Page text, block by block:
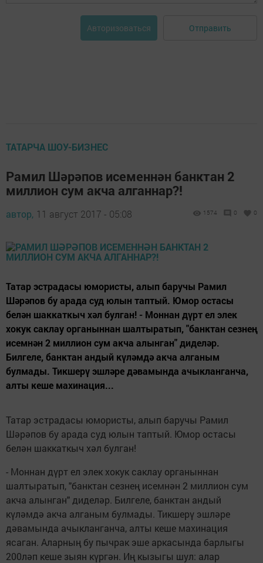
Авторизоваться Отправить
ТАТАРЧА ШОУ-БИЗНЕС
Рамил Шәрәпов исеменнән банктан 2
миллион сум акча алганнар?!
автор, 11 август 2017 - 05:08 1574 0 0
Татар эстрадасы юмористы, алып баручы Рамил
Шәрәпов бу арада суд юлын таптый. Юмор остасы
белән шаккаткыч хәл булган! - Моннан дүрт ел элек
хокук саклау органыннан шалтыратып, "банктан сезнең
исемнән 2 миллион сум акча алынган" диделәр.
Билгеле, банктан андый күләмдә акча алганым
булмады. Тикшерү эшләре дәвамында ачыкланганча,
алты кеше махинация...
Татар эстрадасы юмористы, алып баручы Рамил
Шәрәпов бу арада суд юлын таптый. Юмор остасы
белән шаккаткыч хәл булган!
- Моннан дүрт ел элек хокук саклау органыннан
шалтыратып, "банктан сезнең исемнән 2 миллион сум
акча алынган" диделәр. Билгеле, банктан андый
күләмдә акча алганым булмады. Тикшерү эшләре
дәвамында ачыкланганча, алты кеше махинация
ясаган. Аларның бу пычрак эше аркасында барлыгы
200ләп кеше зыян күргән. Иң кызыгы шул: алар